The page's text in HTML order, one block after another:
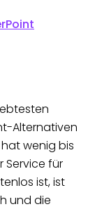
Alternativen
wenig bis
Service für
ist, ist
und die